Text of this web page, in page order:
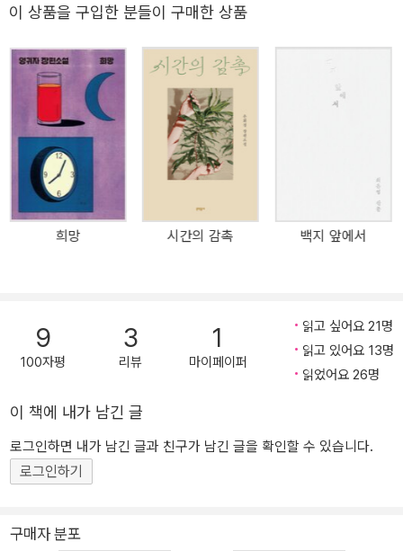
한 달 만인 그해 9월, 바로 베스트셀러 종합 1위에 올라 5개월 동안
러 순위에서 내려오지 않았던 밀리언셀러로 많은 독자들의 사랑을 받
았다. 뿐만 아니라 이후 이어지는 문화계의 ‘천년’과 ‘환생’의 열풍은
모두 소설 『천년의 사랑』이 일으킨 한 시대의 문화코드였음을 생각하
면 이 소설의 의미가 한층 더 중요해진다 할 수 있다. 최근 양귀자 소
설의 모든 저작권을 양도받은 도서출판 「쓰다」가 출간한 개정판 『천
년의 사랑』은 초판 당시의 상, 하 두 권이었던 것을 한 권으로 합본하
여 소장하기 쉽도록 만들었다. -작가들의 꿈, 연애소설 『천년의 사랑』
은 등단 이후 사회적 갈등과 소외된 자들의 이야기에 끊임없이 귀를
기울여 왔던 작가 양귀자가 처음 쓴 연애소설이다. 작가라면 누구라
여러 개념을 소설의 중요 요소로 설정하는 파격을 감행한다. 그런 파
격으로 작가들이 꿈꾸는 사랑 이야기의 최대치를 구현해내서 과연 양
『천년의 사랑』은 90년대까지 지배하고 있던 리얼리즘 문학의 금기를
작가 스스로도 말했듯이 “이 소설은 글쓰기로 세상을 살아가는 자 하
나가 제 손으로 평생 지니고 살던 머릿속 무거운 틀 하나를 벗겨낸 흔
던 양귀자였기에 이런 파격은 여러 논란을 낳았지만 독자들은 전폭적
이 상품을 구입한 분들이 구매한 상품
희망 시간의 감촉 백지 앞에서
9
100자평
3
리뷰
1
마이페이퍼
읽고 싶어요 21명
읽고 있어요 13명
읽었어요 26명
이 책에 내가 남긴 글
로그인하면 내가 남긴 글과 친구가 남긴 글을 확인할 수 있습니다.
로그인하기
구매자 분포